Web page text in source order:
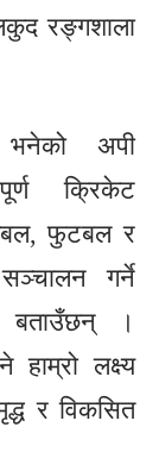
रङ्गशाला
भनेको अपी
क्रिकेट
फुटबल र
गर्ने
बताउँछन् ।
हाम्रो लक्ष्य
र विकसित